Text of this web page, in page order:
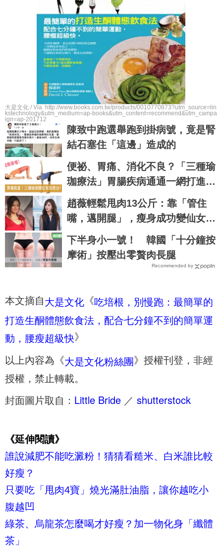
大是文化 / Via http://www.books.com.tw/products/0010770873?utm_source=lin
kstechnology&utm_medium=ap-books&utm_content=recommend&utm_campa
ign=ap-201712
陳致中跑選舉跑到掛病號，竟是腎
結石塞住「這邊」造成的
便祕、胃痛、消化不良？「三種瑜
珈療法」胃腸疾病通通一網打進！
持久不復發！
趙薇輕鬆甩肉13公斤：靠「管住
嘴，邁開腿」，瘦身成功變仙女姊
姊
下半身小一號！ 韓國「十分鐘按
摩術」按壓出零贅肉長腿
Recommended by
本文摘自大是文化 《吃培根，別慢跑：最簡單的
打造生酮體態飲食法，配合七分鐘不到的簡單運
動，腰瘦超級快》
以上內容為《大是文化粉絲團》授權刊登，非經
授權，禁止轉載。
封面圖片取自： Little Bride ／ shutterstock
《延伸閱讀》
誰說減肥不能吃澱粉！猜猜看糙米、白米誰比較
好瘦？
只要吃「甩肉4寶」燒光滿肚油脂，讓你越吃小
腹越凹
綠茶、烏龍茶怎麼喝才好瘦？加一物化身「纖體
茶」